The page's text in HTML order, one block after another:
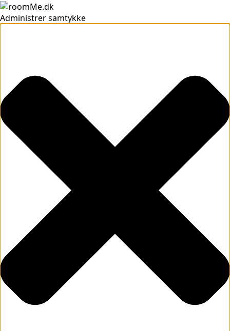
Administrer samtykke